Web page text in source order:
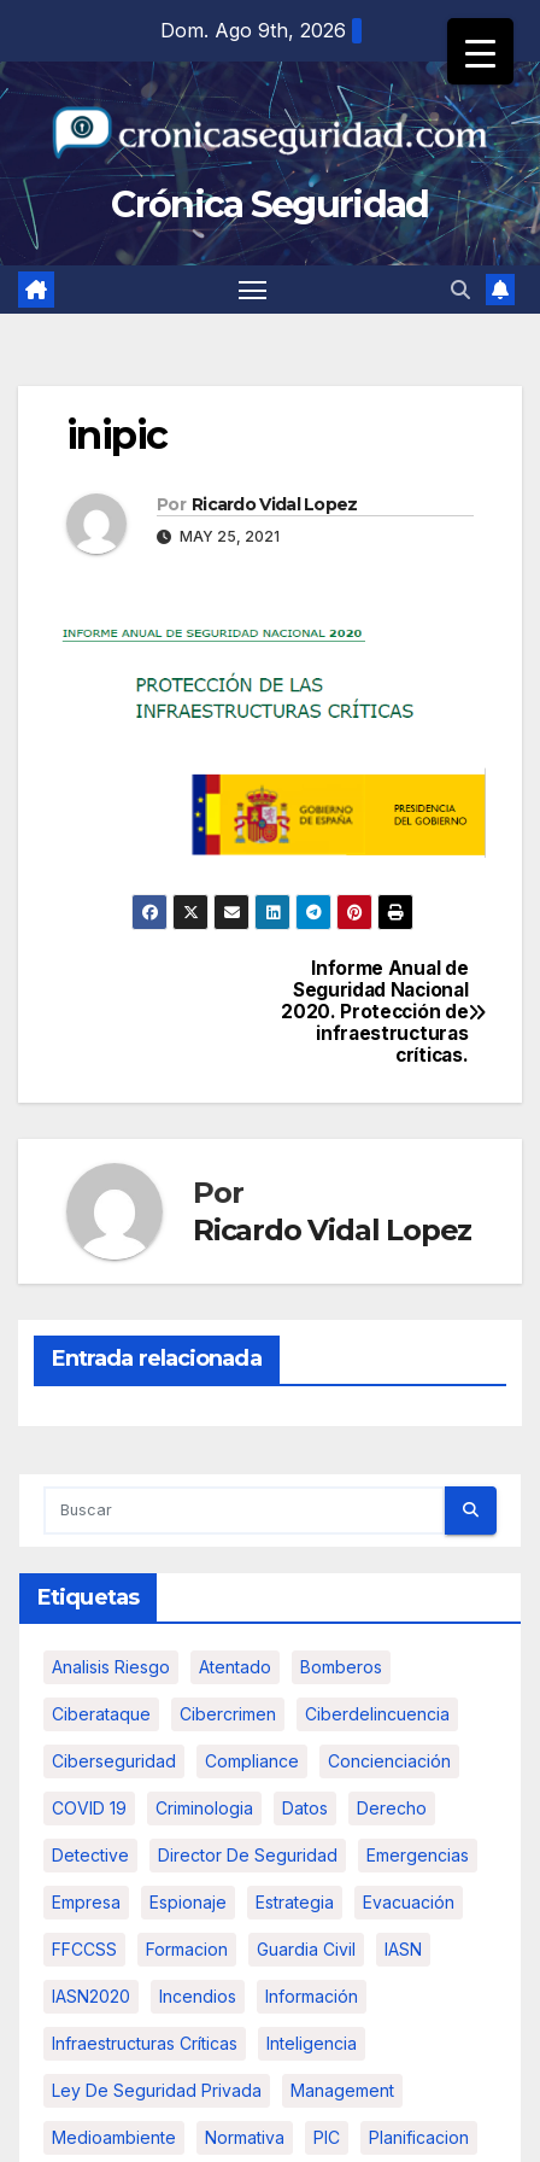
contenido
Dom. Ago 9th, 2026
Crónica Seguridad
inipic
Por Ricardo Vidal Lopez
MAY 25, 2021
Informe Anual de
Seguridad Nacional
2020. Protección de
infraestructuras
críticas.
Por
Ricardo Vidal Lopez
Entrada relacionada
Etiquetas
Analisis Riesgo Atentado Bomberos
Ciberataque Cibercrimen Ciberdelincuencia
Ciberseguridad Compliance Concienciación
COVID 19 Criminologia Datos Derecho
Detective Director De Seguridad Emergencias
Empresa Espionaje Estrategia Evacuación
FFCCSS Formacion Guardia Civil IASN
IASN2020 Incendios Información
Infraestructuras Críticas Inteligencia
Ley De Seguridad Privada Management
Medioambiente Normativa PIC Planificacion